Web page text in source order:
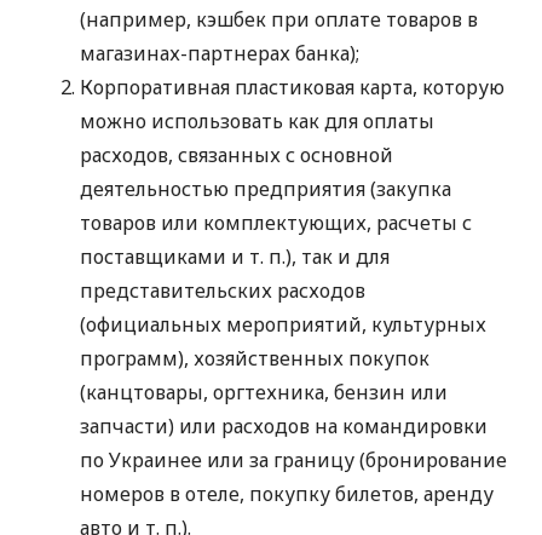
(например, кэшбек при оплате товаров в
магазинах-партнерах банка);
Корпоративная пластиковая карта, которую
можно использовать как для оплаты
расходов, связанных с основной
деятельностью предприятия (закупка
товаров или комплектующих, расчеты с
поставщиками и т. п.), так и для
представительских расходов
(официальных мероприятий, культурных
программ), хозяйственных покупок
(канцтовары, оргтехника, бензин или
запчасти) или расходов на командировки
по Украинее или за границу (бронирование
номеров в отеле, покупку билетов, аренду
авто и т. п.).